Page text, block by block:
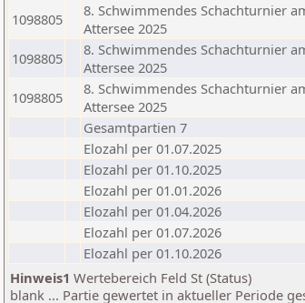
1098805
8. Schwimmendes Schachturnier
Attersee 2025
1098805
8. Schwimmendes Schachturnier
Attersee 2025
1098805
8. Schwimmendes Schachturnier
Attersee 2025
Gesamtpartien 7
Elozahl per 01.07.2025
Elozahl per 01.10.2025
Elozahl per 01.01.2026
Elozahl per 01.04.2026
Elozahl per 01.07.2026
Elozahl per 01.10.2026
Hinweis1 Wertebereich Feld St (Status)
blank ... Partie gewertet in aktueller Periode